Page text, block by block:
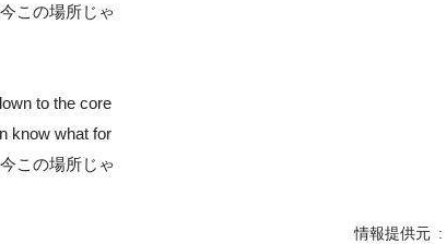
この場所じゃ
to the core
know what for
この場所じゃ
情報提供元